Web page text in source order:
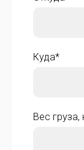
Куда*
Вес груза,